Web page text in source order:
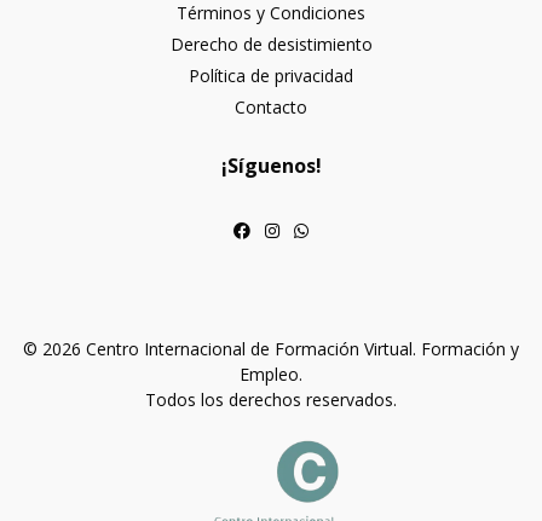
Términos y Condiciones
Derecho de desistimiento
Política de privacidad
Contacto
¡Síguenos!
© 2026 Centro Internacional de Formación Virtual. Formación y
Empleo.
Todos los derechos reservados.